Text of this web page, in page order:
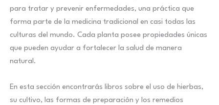
para tratar y prevenir enfermedades, una práctica que
forma parte de la medicina tradicional en casi todas las
culturas del mundo. Cada planta posee propiedades únicas
que pueden ayudar a fortalecer la salud de manera
natural.
En esta sección encontrarás libros sobre el uso de hierbas,
su cultivo, las formas de preparación y los remedios